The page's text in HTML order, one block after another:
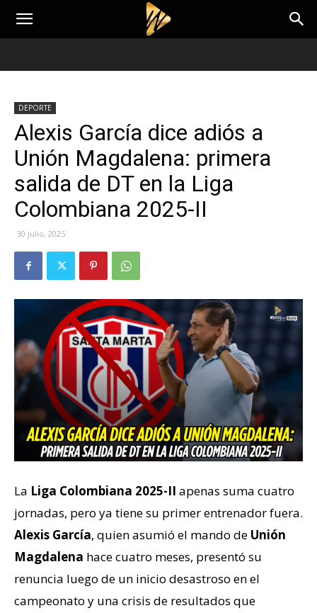
DEPORTE
Alexis García dice adiós a
Unión Magdalena: primera
salida de DT en la Liga
Colombiana 2025-II
30 julio, 2025
La Liga Colombiana 2025-II apenas suma cuatro
jornadas, pero ya tiene su primer entrenador fuera.
Alexis García, quien asumió el mando de Unión
Magdalena hace cuatro meses, presentó su
renuncia luego de un inicio desastroso en el
campeonato y una crisis de resultados que